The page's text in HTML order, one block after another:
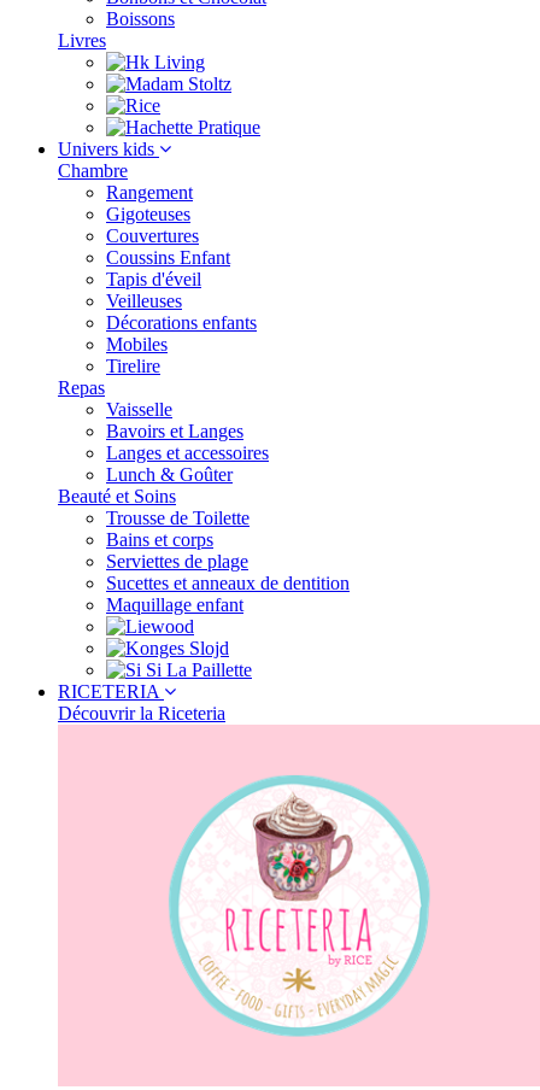
Boissons
Livres
Univers kids
Chambre
Rangement
Gigoteuses
Couvertures
Coussins Enfant
Tapis d'éveil
Veilleuses
Décorations enfants
Mobiles
Tirelire
Repas
Vaisselle
Bavoirs et Langes
Langes et accessoires
Lunch & Goûter
Beauté et Soins
Trousse de Toilette
Bains et corps
Serviettes de plage
Sucettes et anneaux de dentition
Maquillage enfant
RICETERIA
Découvrir la Riceteria